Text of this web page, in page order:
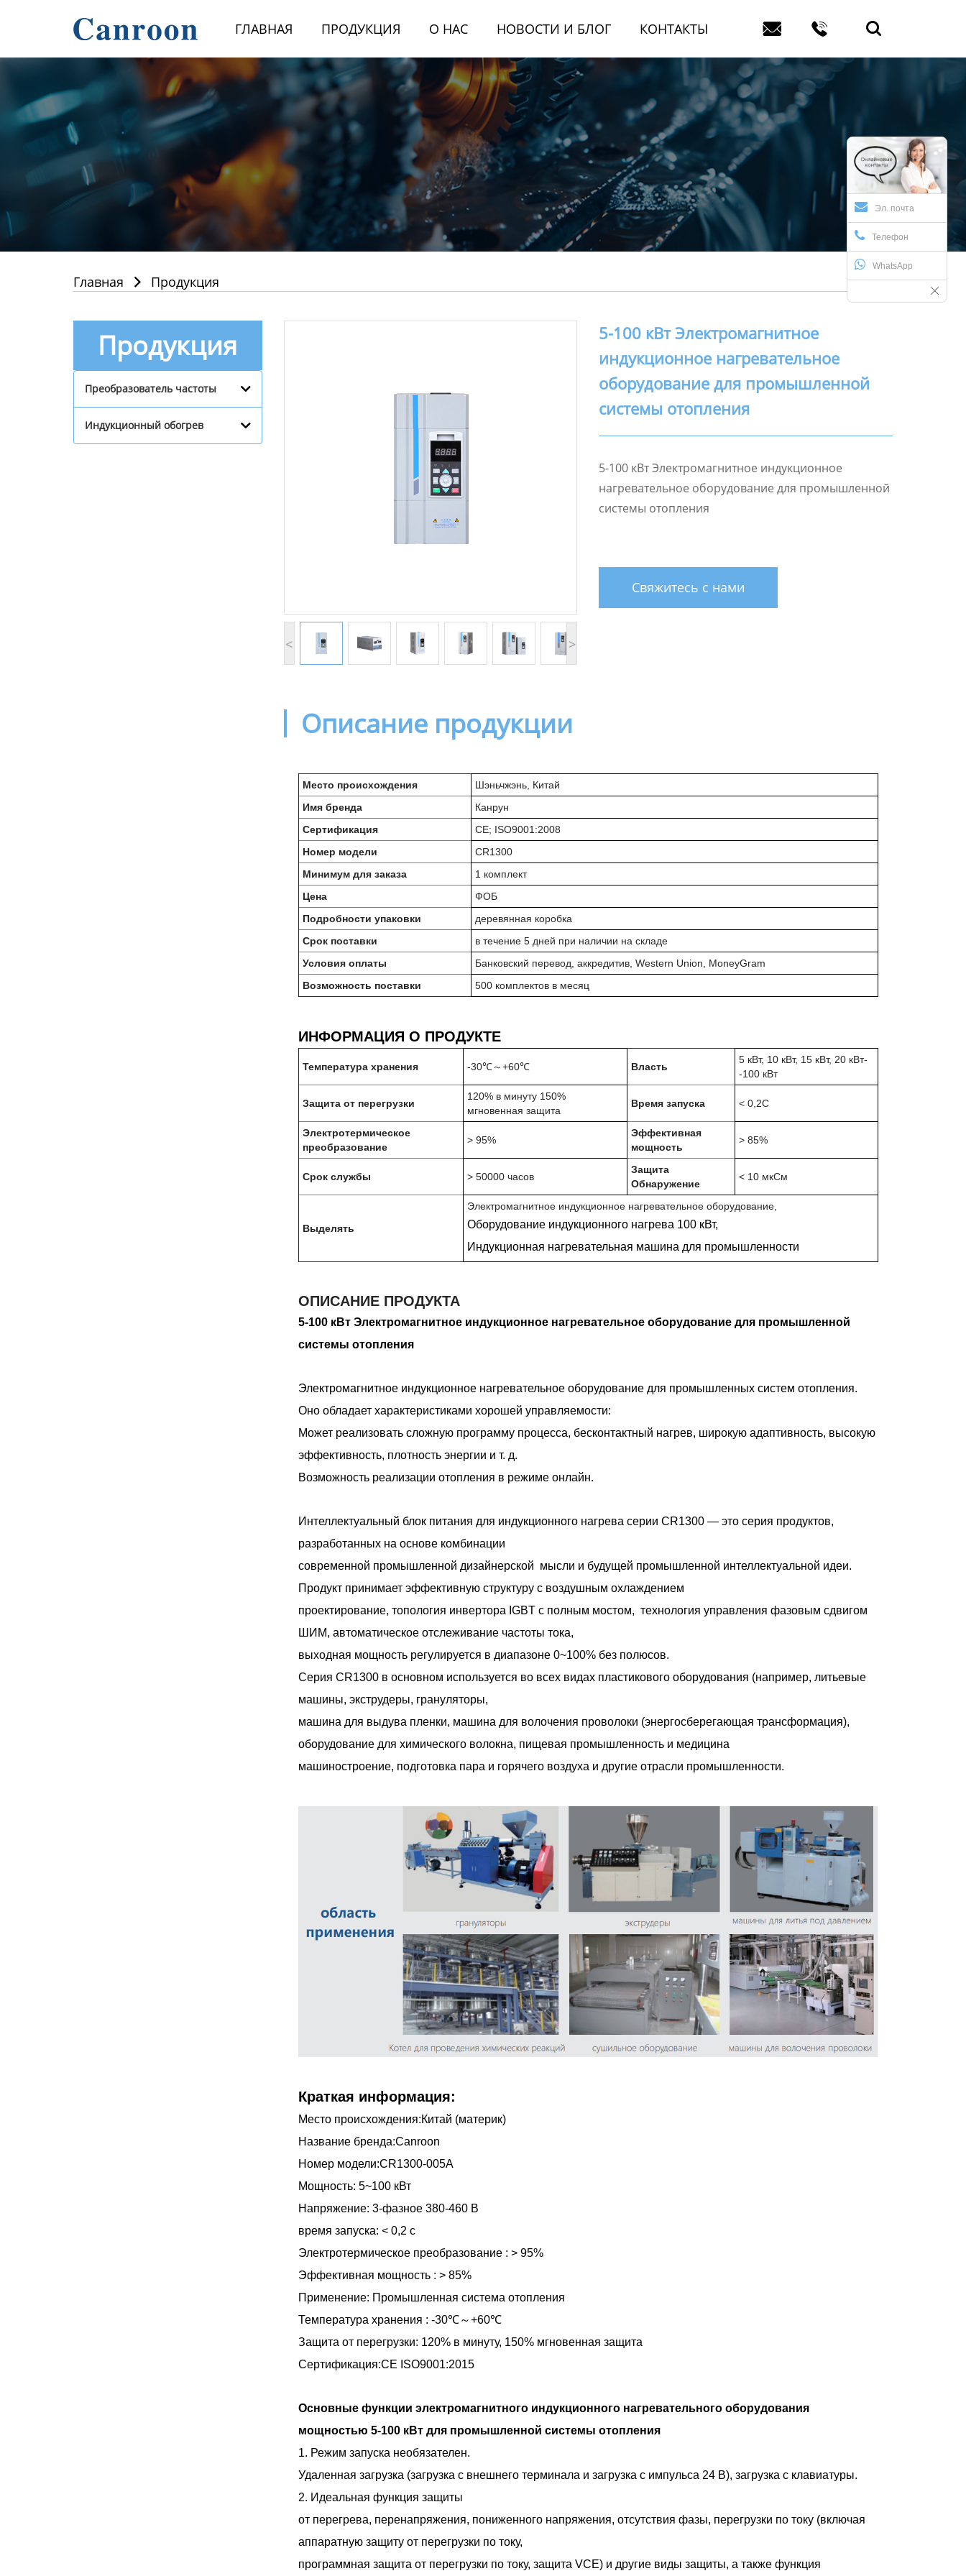
ГЛАВНАЯ ПРОДУКЦИЯ О НАС НОВОСТИ И БЛОГ КОНТАКТЫ   
Продукция
О Нас
Новости и блог
Контакты
Эл. почта
Телефон
WhatsApp
Главная  Продукция
Продукция
Преобразователь частоты
Индукционный обогрев
< >
5-100 кВт Электромагнитное
индукционное нагревательное
оборудование для промышленной
системы отопления
5-100 кВт Электромагнитное индукционное
нагревательное оборудование для промышленной
системы отопления
Свяжитесь с нами
Описание продукции
Место происхождения
Шэньчжэнь, Китай
Имя бренда
Канрун
Сертификация
CE; ISO9001:2008
Номер модели
CR1300
Минимум для заказа
1 комплект
Цена
ФОБ
Подробности упаковки
деревянная коробка
Срок поставки
в течение 5 дней при наличии на складе
Условия оплаты
Банковский перевод, аккредитив, Western Union, MoneyGram
Возможность поставки
500 комплектов в месяц
ИНФОРМАЦИЯ О ПРОДУКТЕ
Температура хранения -30℃～+60℃ Власть
5 кВт, 10 кВт, 15 кВт, 20 кВт-
-100 кВт
Защита от перегрузки
120% в минуту 150%
мгновенная защита
Время запуска < 0,2С
Электротермическое
преобразование
> 95%
Эффективная
мощность
> 85%
Срок службы > 50000 часов
Защита
Обнаружение
< 10 мкСм
Выделять
Электромагнитное индукционное нагревательное оборудование,
Оборудование индукционного нагрева 100 кВт,
Индукционная нагревательная машина для промышленности
ОПИСАНИЕ ПРОДУКТА
5-100 кВт Электромагнитное индукционное нагревательное оборудование для промышленной
системы отопления
Электромагнитное индукционное нагревательное оборудование для промышленных систем отопления.
Оно обладает характеристиками хорошей управляемости:
Может реализовать сложную программу процесса, бесконтактный нагрев, широкую адаптивность, высокую
эффективность, плотность энергии и т. д.
Возможность реализации отопления в режиме онлайн.
Интеллектуальный блок питания для индукционного нагрева серии CR1300 — это серия продуктов,
разработанных на основе комбинации
современной промышленной дизайнерской мысли и будущей промышленной интеллектуальной идеи.
Продукт принимает эффективную структуру с воздушным охлаждением
проектирование, топология инвертора IGBT с полным мостом, технология управления фазовым сдвигом
ШИМ, автоматическое отслеживание частоты тока,
выходная мощность регулируется в диапазоне 0~100% без полюсов.
Серия CR1300 в основном используется во всех видах пластикового оборудования (например, литьевые
машины, экструдеры, грануляторы,
машина для выдува пленки, машина для волочения проволоки (энергосберегающая трансформация),
оборудование для химического волокна, пищевая промышленность и медицина
машиностроение, подготовка пара и горячего воздуха и другие отрасли промышленности.
Краткая информация:
Место происхождения:Китай (материк)
Название бренда:Canroon
Номер модели:CR1300-005A
Мощность: 5~100 кВт
Напряжение: 3-фазное 380-460 В
время запуска: < 0,2 с
Электротермическое преобразование : > 95%
Эффективная мощность : > 85%
Применение: Промышленная система отопления
Температура хранения : -30℃～+60℃
Защита от перегрузки: 120% в минуту, 150% мгновенная защита
Сертификация:CE ISO9001:2015
Основные функции электромагнитного индукционного нагревательного оборудования
мощностью 5-100 кВт для промышленной системы отопления
1. Режим запуска необязателен.
Удаленная загрузка (загрузка с внешнего терминала и загрузка с импульса 24 В), загрузка с клавиатуры.
2. Идеальная функция защиты
от перегрева, перенапряжения, пониженного напряжения, отсутствия фазы, перегрузки по току (включая
аппаратную защиту от перегрузки по току,
программная защита от перегрузки по току, защита VCE) и другие виды защиты, а также функция